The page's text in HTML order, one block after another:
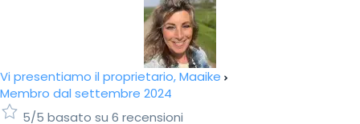
Vi presentiamo il proprietario, Maaike
Membro dal settembre 2024
5/5 basato su 6 recensioni